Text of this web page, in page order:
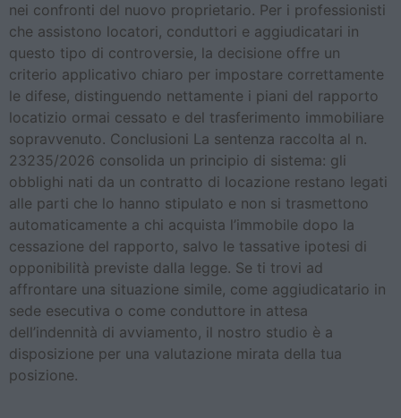
nei confronti del nuovo proprietario. Per i professionisti
che assistono locatori, conduttori e aggiudicatari in
questo tipo di controversie, la decisione offre un
criterio applicativo chiaro per impostare correttamente
le difese, distinguendo nettamente i piani del rapporto
locatizio ormai cessato e del trasferimento immobiliare
sopravvenuto. Conclusioni La sentenza raccolta al n.
23235/2026 consolida un principio di sistema: gli
obblighi nati da un contratto di locazione restano legati
alle parti che lo hanno stipulato e non si trasmettono
automaticamente a chi acquista l’immobile dopo la
cessazione del rapporto, salvo le tassative ipotesi di
opponibilità previste dalla legge. Se ti trovi ad
affrontare una situazione simile, come aggiudicatario in
sede esecutiva o come conduttore in attesa
dell’indennità di avviamento, il nostro studio è a
disposizione per una valutazione mirata della tua
posizione.